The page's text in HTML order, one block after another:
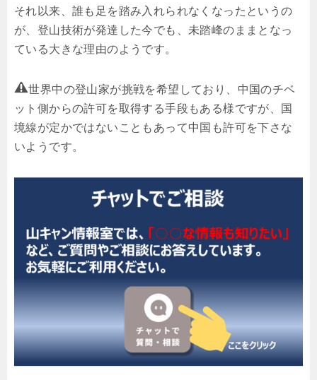
それ以来、誰も足を踏み入れられなくなったというの
が、登山技術が発達した今でも、未踏峰のままとなっ
ている大きな理由のようです。
世界中の登山家が挑戦を希望しており、中国のチベ
ット側からの許可を取得する手段もある様ですが、国
境線が定かではないこともあって中国も許可を下さな
いようです。